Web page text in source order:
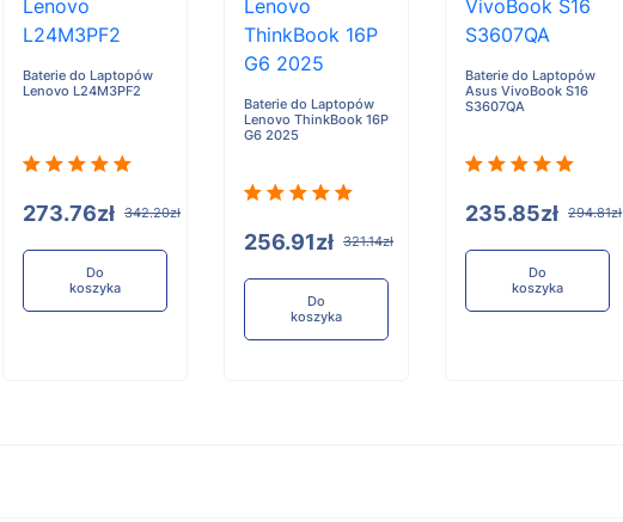
Baterie do Laptopów
Lenovo L24M3PF2
273.76zł 342.20zł
Do
koszyka
Baterie do Laptopów
Lenovo ThinkBook 16P
G6 2025
256.91zł 321.14zł
Do
koszyka
Baterie do Laptopów
Asus VivoBook S16
S3607QA
235.85zł 294.81zł
Do
koszyka